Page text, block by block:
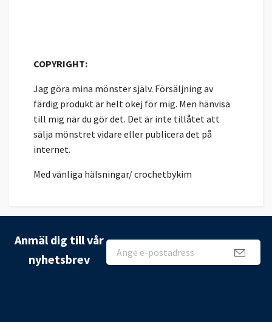
COPYRIGHT:
Jag göra mina mönster själv. Försäljning av
färdig produkt är helt okej för mig. Men hänvisa
till mig när du gör det. Det är inte tillåtet att
sälja mönstret vidare eller publicera det på
internet.
Med vänliga hälsningar/ crochetbykim
Anmäl dig till vår
nyhetsbrev